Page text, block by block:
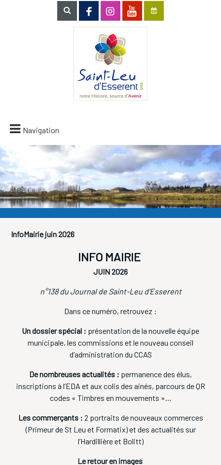
Navigation
InfoMairie juin 2026
INFO MAIRIE
JUIN 2026
n°138 du Journal de Saint-Leu d'Esserent
Dans ce numéro, retrouvez :
Un dossier spécial : présentation de la nouvelle équipe
municipale, les commissions et le nouveau conseil
d’administration du CCAS
De nombreuses actualités : permanence des élus,
inscriptions à l’EDA et aux colis des ainés, parcours de QR
codes « Timbres en mouvements »…
Les commerçants : 2 portraits de nouveaux commerces
(Primeur de St Leu et Formatix) et des actualités sur
l’Hardillière et Bolitt)
Le retour en images